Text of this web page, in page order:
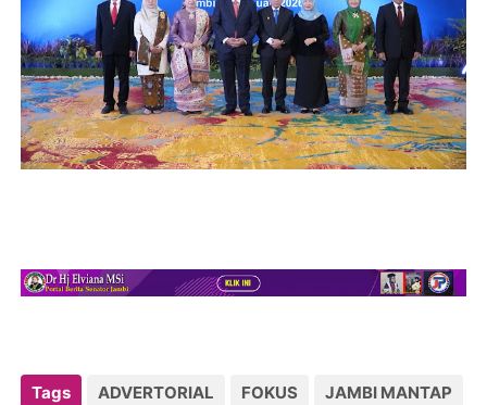
Tags ADVERTORIAL FOKUS
JAMBI MANTAP